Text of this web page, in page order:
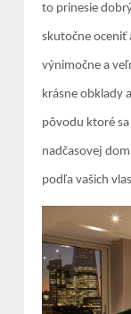
to prinesie
skutočne oceniť
výnimočne a
krásne obklady
pôvodu ktoré
nadčasovej
podľa vašich